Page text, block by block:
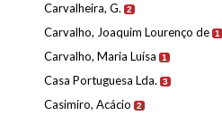
Carvalheira, G. 2
Carvalho, Joaquim Lourenço de 1
Carvalho, Maria Luísa 1
Casa Portuguesa Lda. 3
Casimiro, Acácio 2